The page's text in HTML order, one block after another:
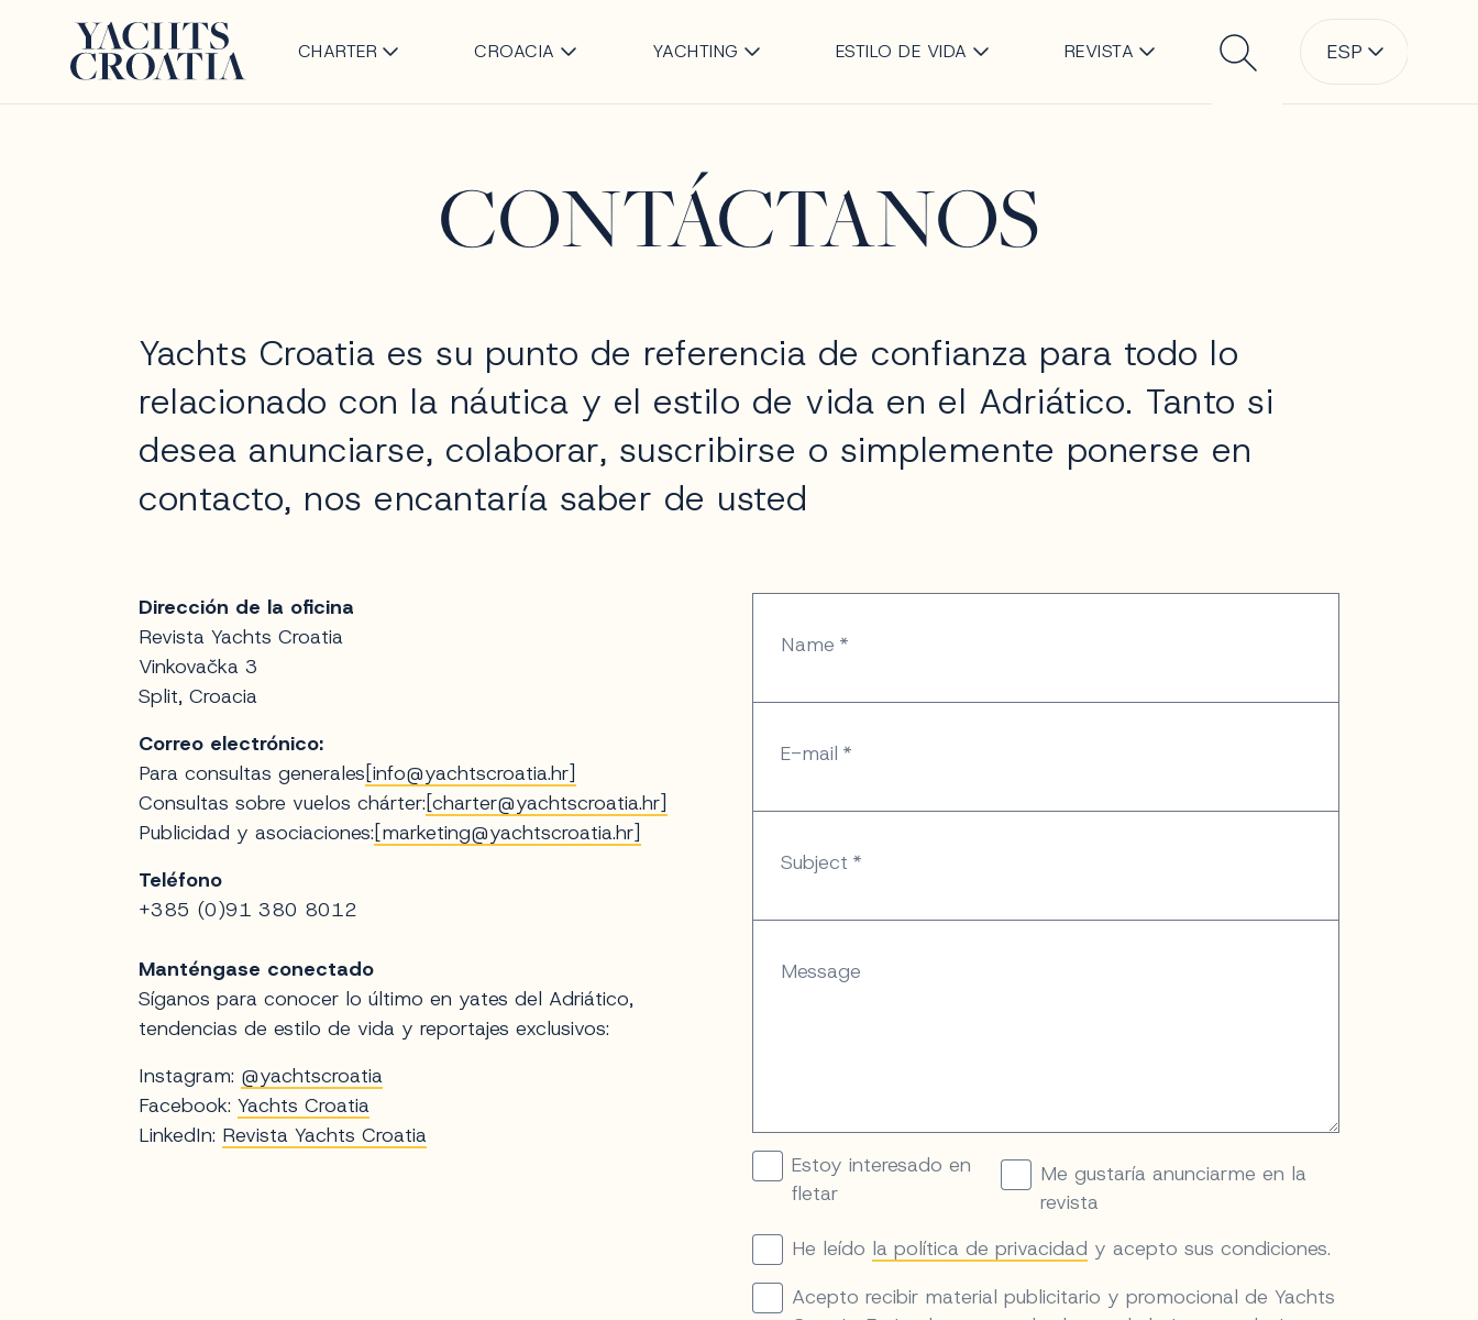
Saltar al contenido principal
CHARTER CROACIA YACHTING ESTILO DE VIDA REVISTA
Buscar
ESP
CONTÁCTANOS
Yachts Croatia es su punto de referencia de confianza para todo lo
relacionado con la náutica y el estilo de vida en el Adriático. Tanto si
desea anunciarse, colaborar, suscribirse o simplemente ponerse en
contacto, nos encantaría saber de usted
Dirección de la oficina
Revista Yachts Croatia
Vinkovačka 3
Split, Croacia
Correo electrónico:
Para consultas generales[info@yachtscroatia.hr]
Consultas sobre vuelos chárter:[charter@yachtscroatia.hr]
Publicidad y asociaciones:[marketing@yachtscroatia.hr]
Teléfono
+385 (0)91 380 8012
Manténgase conectado
Síganos para conocer lo último en yates del Adriático,
tendencias de estilo de vida y reportajes exclusivos:
Instagram: @yachtscroatia
Facebook: Yachts Croatia
LinkedIn: Revista Yachts Croatia
Name
E-mail
Subject
Message
Estoy interesado en
fletar
Me gustaría anunciarme en la
revista
He leído la política de privacidad y acepto sus condiciones.
Acepto recibir material publicitario y promocional de Yachts